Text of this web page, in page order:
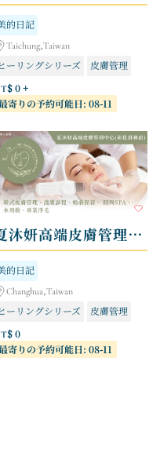
的日記
Taichung,Taiwan
ーリングシリーズ
皮膚管理
0 +
寄りの予約可能日: 08-11
夏沐妍高端皮膚管理中心 - 彰化員林店
的日記
Changhua,Taiwan
ーリングシリーズ
皮膚管理
0
寄りの予約可能日: 08-11